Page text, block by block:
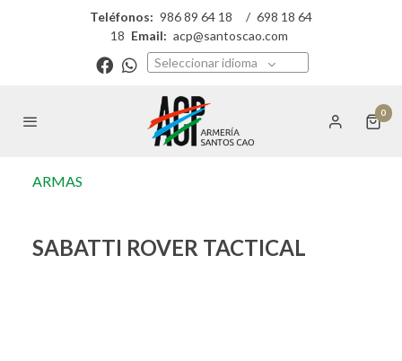
Teléfonos: 986 89 64 18 / 698 18 64
18 Email: acp@santoscao.com
Seleccionar idioma
0
ARMAS
SABATTI ROVER TACTICAL